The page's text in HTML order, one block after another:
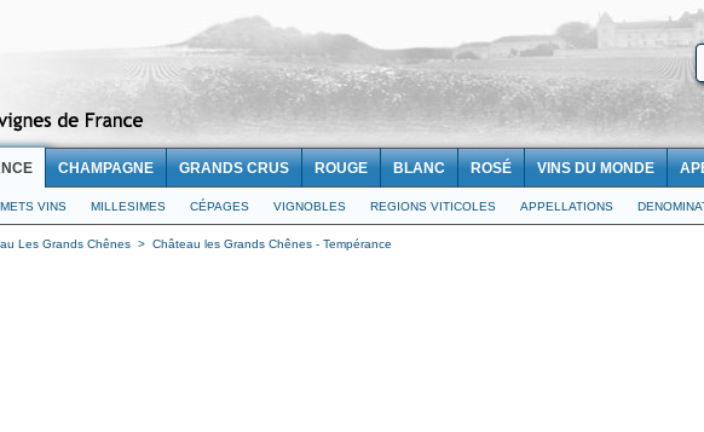
CHAMPAGNE GRANDS CRUS ROUGE BLANC ROSÉ VINS DU MONDE
VINS MILLESIMES CÉPAGES VIGNOBLES REGIONS VITICOLES APPELLATIONS
Les Grands Chênes > Château les Grands Chênes - Tempérance